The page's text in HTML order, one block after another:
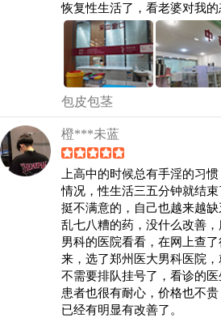
恢复性生活了，看老婆对我的
包皮包茎
橙***未蓝
上高中的时候总有手淫的习
情况，性生活三五分钟就结
挺不满意的，自己也越来越
乱七八糟的药，没什么改善
男科的医院看看，在网上查
来，选了郑州医大男科医院
不需要排队挂号了，看诊的
患者也很有耐心，价格也不
已经有明显有改善了。